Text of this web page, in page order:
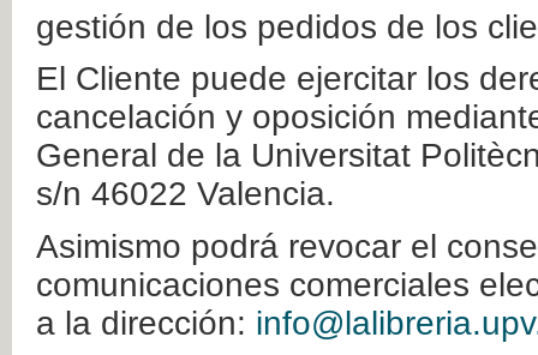
gestión de los pedidos de los
El Cliente puede ejercitar los
cancelación y oposición
General de la Universitat
s/n 46022 Valencia.
Asimismo podrá revocar el
comunicaciones comerciales
a la dirección: